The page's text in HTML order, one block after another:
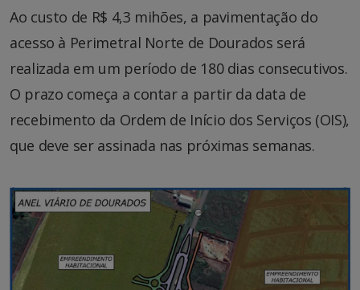
Ao custo de R$ 4,3 mihões, a pavimentação do
acesso à Perimetral Norte de Dourados será
realizada em um período de 180 dias consecutivos.
O prazo começa a contar a partir da data de
recebimento da Ordem de Início dos Serviços (OIS),
que deve ser assinada nas próximas semanas.